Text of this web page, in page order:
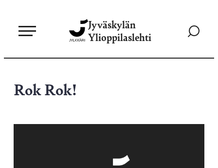
sisältöön
Jyväskylän
Ylioppilaslehti
Siirry
Rok Rok!